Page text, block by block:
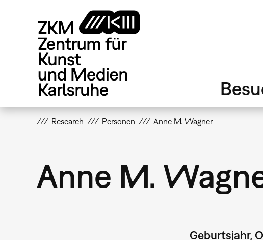
Research Personen Anne M. Wagner
Anne M.
Geburtsjahr,